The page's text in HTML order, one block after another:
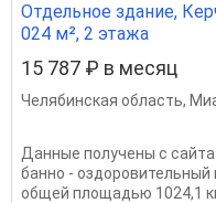
Отдельное здание,
024 м², 2 этажа
15 787 ₽ в месяц
Челябинская область,
Данные получены с
банно - оздоровительный
общей площадью 1024,1